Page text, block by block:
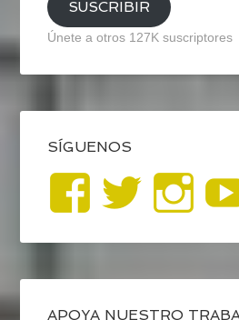
SUSCRIBIR
Únete a otros 127K suscriptores
SÍGUENOS
Ver
perfil
de
Ver
de de
APOYA NUESTRO